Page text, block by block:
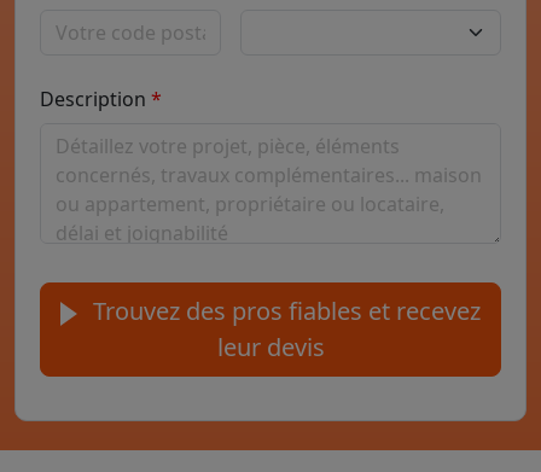
Description
Trouvez des pros fiables et recevez
leur devis